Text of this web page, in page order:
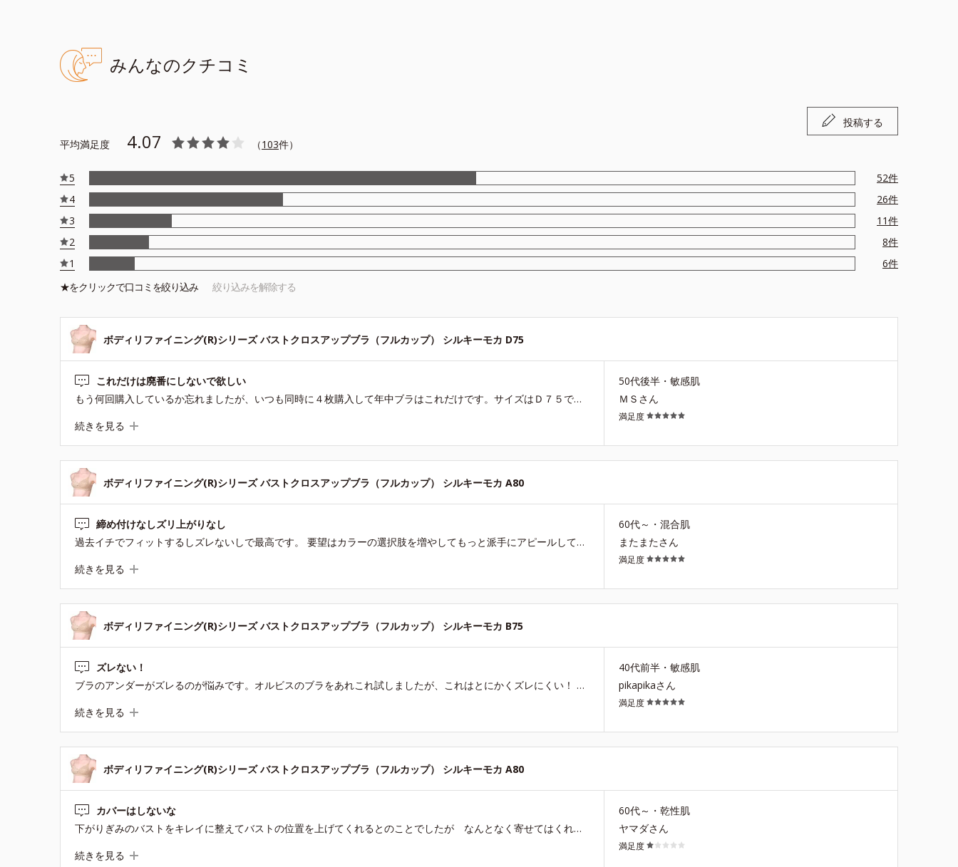
みんなのクチコミ
平均満足度 4.07 （103件）
5 52件
4
26件
3
11件
2
8件
1
6件
★をクリックで口コミを絞り込み 絞り込みを解除する
ボディリファイニング(R)シリーズ バストクロスアップブラ（フルカップ） シルキーモカ D75
これだけは廃番にしないで欲しい
もう何回購入しているか忘れましたが、いつも同時に４枚購入して年中ブラはこれだけです。サイズはＤ７５で、もともとボリュームのある胸なのでフルカップじゃないと心もとないのですが、こちらはワイヤー無しでもしっかり支えてくれるので安心感が違います。お肉もはみ出たりしませんし、私は左右差がある胸ですがパットを入れなくても問題なく着用しています。ワイヤーは洗濯しているうちに変形して徐々に胸が痛くなって来ますが、ワイヤーがないので痛くならず、変形で買い換えなくていい分長持ちします。確かに先がツンとしてしまうしレースも透けるので、薄手のＴシャツなど着るときは中にインナーを着たほうが無難かも？私はあまり気にしませんが人によりますね。こちらを廃番にされたら着けるブラが無くなり大変困りますので、廃番にだけは絶対にしないで下さい！あと、ネイビーなど他のオシャレな色も限定ではなく定番にして頂きたいです。
続きを見る
50代後半・敏感肌
ＭＳさん
満足度
ボディリファイニング(R)シリーズ バストクロスアップブラ（フルカップ） シルキーモカ A80
締め付けなしズリ上がりなし
過去イチでフィットするしズレないしで最高です。 要望はカラーの選択肢を増やしてもっと派手にアピールしてもいいのではないでしょうか。
続きを見る
60代～・混合肌
またまたさん
満足度
ボディリファイニング(R)シリーズ バストクロスアップブラ（フルカップ） シルキーモカ B75
ズレない！
ブラのアンダーがズレるのが悩みです。オルビスのブラをあれこれ試しましたが、これはとにかくズレにくい！ フルカップなので安定感もあり、値段が二倍くらいする他社のセミオーダーブラと遜色ありませんでした。ようやくブラジプシーから解放されました泣 ただ、他の方も書かれていますがカップ部分が薄いので、手持ちのものを入れています。 また、ベージュ以外の色が出たら全色買いたいです！
続きを見る
40代前半・敏感肌
pikapikaさん
満足度
ボディリファイニング(R)シリーズ バストクロスアップブラ（フルカップ） シルキーモカ A80
カバーはしないな
下がりぎみのバストをキレイに整えてバストの位置を上げてくれるとのことでしたが なんとなく寄せてはくれるもののアイマスクか…ってほどの使用感でした。 体型カバーにはならないです。
続きを見る
60代～・乾性肌
ヤマダさん
満足度
投稿する